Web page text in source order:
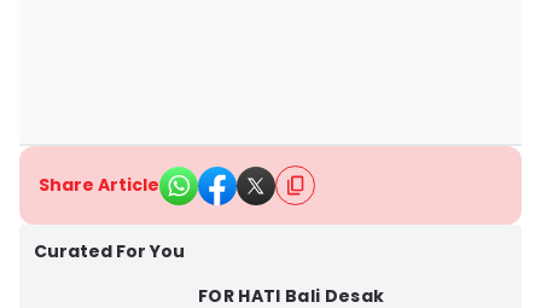
Share Article
Curated For You
FOR HATI Bali Desak